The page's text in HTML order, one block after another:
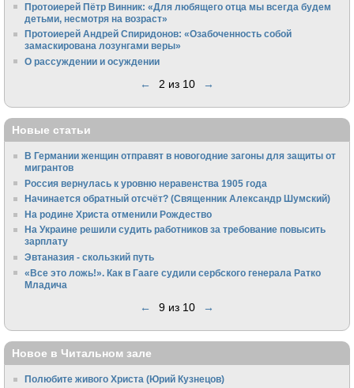
Протоиерей Пётр Винник: «Для любящего отца мы всегда будем
детьми, несмотря на возраст»
Протоиерей Андрей Спиридонов: «Озабоченность собой
замаскирована лозунгами веры»
О рассуждении и осуждении
← 2 из 10 →
Новые статьи
В Германии женщин отправят в новогодние загоны для защиты от
мигрантов
Россия вернулась к уровню неравенства 1905 года
Начинается обратный отсчёт? (Священник Александр Шумский)
На родине Христа отменили Рождество
На Украине решили судить работников за требование повысить
зарплату
Эвтаназия - скользкий путь
«Все это ложь!». Как в Гааге судили сербского генерала Ратко
Младича
← 9 из 10 →
Новое в Читальном зале
Полюбите живого Христа (Юрий Кузнецов)